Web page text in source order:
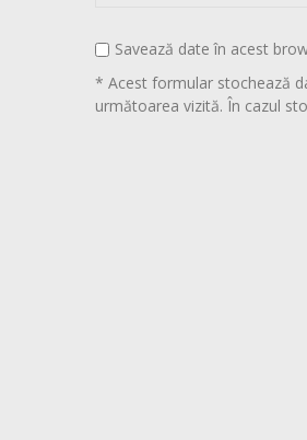
Savează date în acest
* Acest formular stochează
următoarea vizită. În cazul